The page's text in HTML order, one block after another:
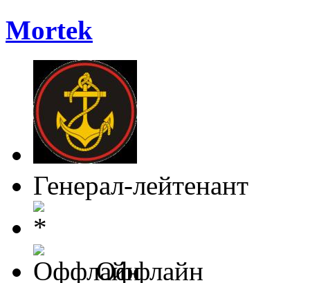
Mortek
Генерал-лейтенант
Оффлайн